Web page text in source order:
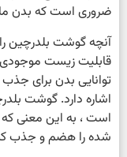
ضروری است که بدن ما
آنچه گوشت بلدرچین را
قابلیت زیست
توانایی بدن برای
اشاره دارد. گوشت
است ، به این معنی که
شده را هضم و جذب